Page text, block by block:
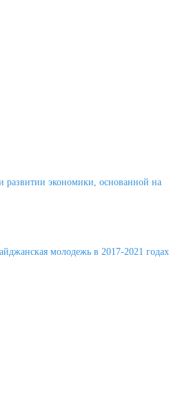
развитии экономики, основанной на
молодежь в 2017-2021